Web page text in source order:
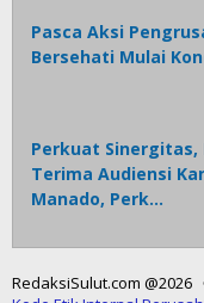
Pasca Aksi
Bersehati Mulai
Perkuat Sinergitas,
Terima Audiensi
Manado, Perk…
RedaksiSulut.com @2026